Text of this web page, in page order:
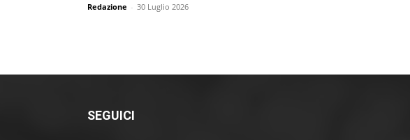
Redazione - 30 Luglio 2026
SEGUICI